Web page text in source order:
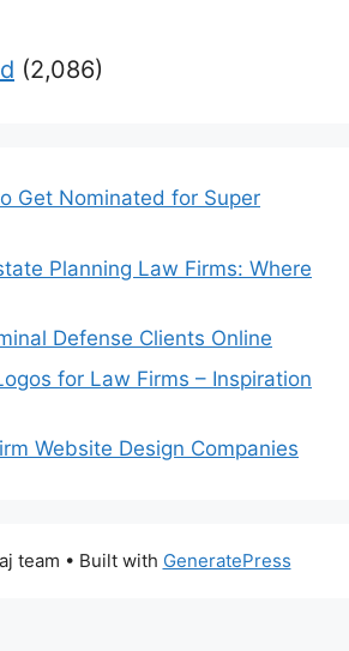
(2,086)
Get Nominated for Super
Planning Law Firms: Where
Defense Clients Online
for Law Firms – Inspiration
Website Design Companies
team • Built with GeneratePress